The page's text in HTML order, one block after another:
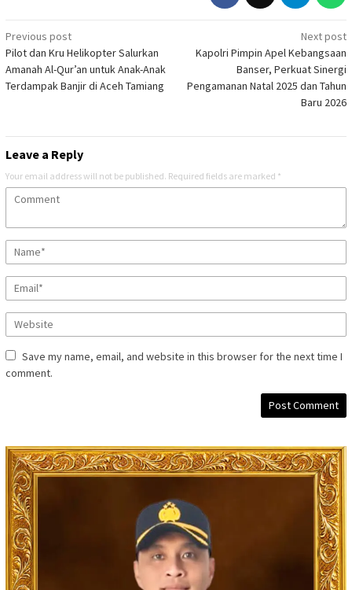
Post
navigation
Previous post
Pilot dan Kru Helikopter Salurkan
Amanah Al-Qur’an untuk Anak-Anak
Terdampak Banjir di Aceh Tamiang
Next post
Kapolri Pimpin Apel Kebangsaan
Banser, Perkuat Sinergi
Pengamanan Natal 2025 dan Tahun
Baru 2026
Leave a Reply
Your email address will not be published. Required fields are marked *
Save my name, email, and website in this browser for the next time I
comment.